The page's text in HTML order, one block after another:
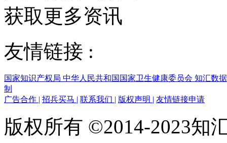
获取更多资讯
友情链接 :
国家知识产权局 中华人民共和国国家卫生健康委员会 知汇数
制
广告合作 | 招兵买马 | 联系我们 | 版权声明 | 友情链接申请
版权所有 ©2014-2023知